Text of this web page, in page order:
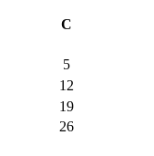
С
5
12
19
26